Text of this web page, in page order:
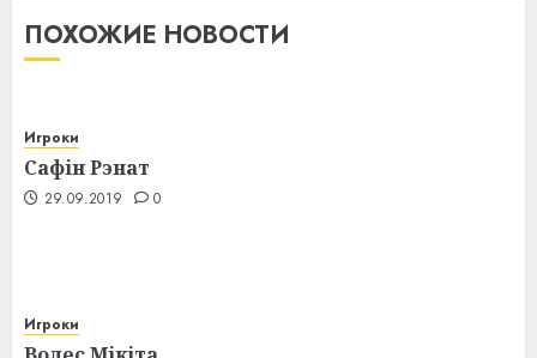
ПОХОЖИЕ НОВОСТИ
Игроки
Сафін Рэнат
29.09.2019 0
Игроки